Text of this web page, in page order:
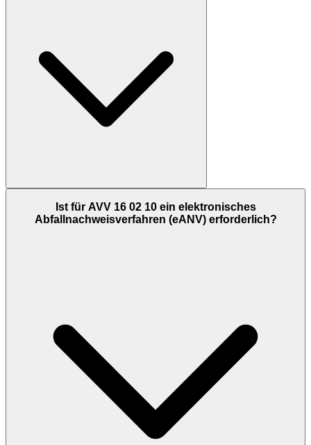
Ist für AVV 16 02 10 ein elektronisches
Abfallnachweisverfahren (eANV) erforderlich?